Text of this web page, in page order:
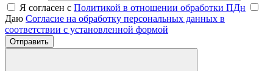
Я согласен с Политикой в отношении обработки ПДн
Даю Согласие на обработку персональных данных в
соответствии с установленной формой
Отправить